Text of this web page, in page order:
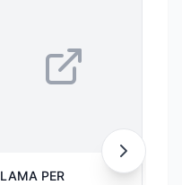
LAMA PER